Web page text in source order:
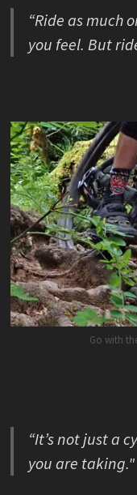
“Ride as much
you feel. But
Go with
“It’s not just a
you are taking."